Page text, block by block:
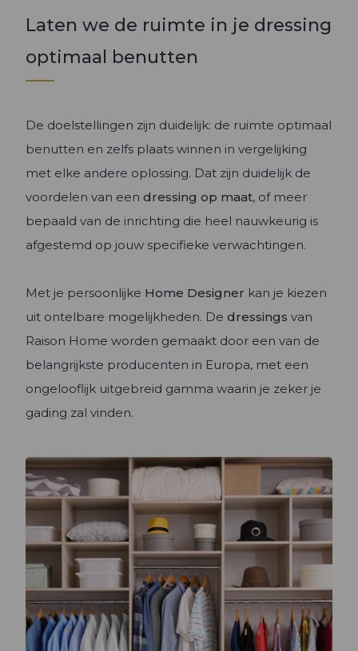
Laten we de ruimte in je dressing
optimaal benutten
De doelstellingen zijn duidelijk: de ruimte optimaal
benutten en zelfs plaats winnen in vergelijking
met elke andere oplossing. Dat zijn duidelijk de
voordelen van een dressing op maat, of meer
bepaald van de inrichting die heel nauwkeurig is
afgestemd op jouw specifieke verwachtingen.
Met je persoonlijke Home Designer kan je kiezen
uit ontelbare mogelijkheden. De dressings van
Raison Home worden gemaakt door een van de
belangrijkste producenten in Europa, met een
ongelooflijk uitgebreid gamma waarin je zeker je
gading zal vinden.